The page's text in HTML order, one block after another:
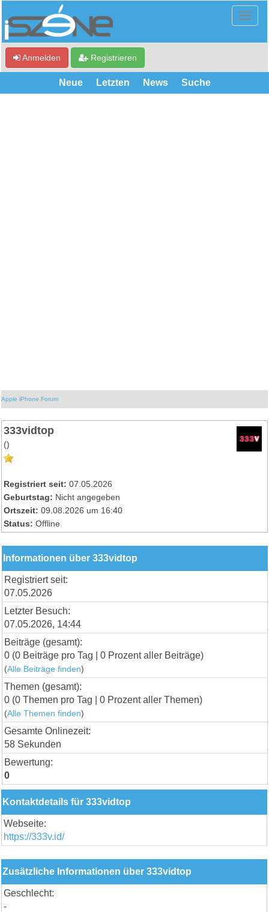
Anmelden Registrieren
Neue Letzten News Suche
Apple iPhone Forum
333vidtop
()
Registriert seit: 07.05.2026
Geburtstag: Nicht angegeben
Ortszeit: 09.08.2026 um 16:40
Status: Offline
Informationen über 333vidtop
Registriert seit:
07.05.2026
Letzter Besuch:
07.05.2026, 14:44
Beiträge (gesamt):
0 (0 Beiträge pro Tag | 0 Prozent aller Beiträge)
(Alle Beiträge finden)
Themen (gesamt):
0 (0 Themen pro Tag | 0 Prozent aller Themen)
(Alle Themen finden)
Gesamte Onlinezeit:
58 Sekunden
Bewertung:
0
Kontaktdetails für 333vidtop
Webseite:
https://333v.id/
Zusätzliche Informationen über 333vidtop
Geschlecht:
-